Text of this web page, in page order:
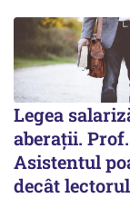
Legea
aberații.
Asistentul
decât